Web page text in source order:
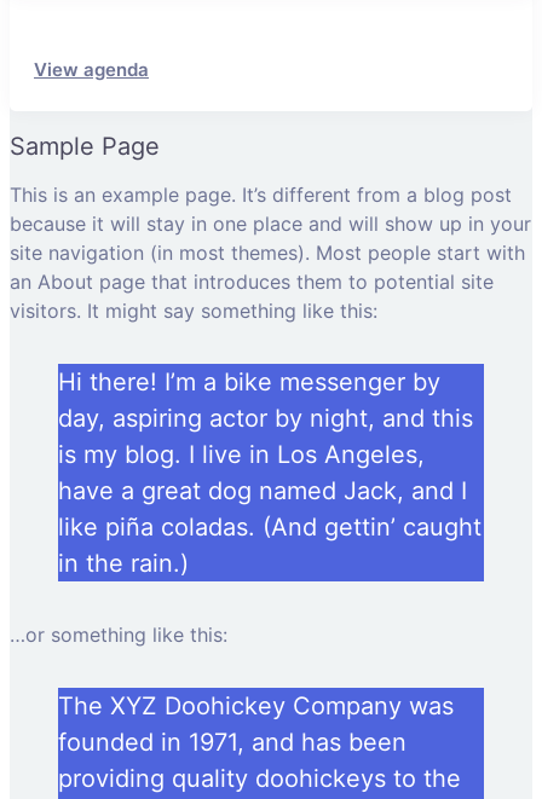
View agenda
Sample Page
This is an example page. It’s different from a blog post
because it will stay in one place and will show up in your
site navigation (in most themes). Most people start with
an About page that introduces them to potential site
visitors. It might say something like this:
Hi there! I’m a bike messenger by
day, aspiring actor by night, and this
is my blog. I live in Los Angeles,
have a great dog named Jack, and I
like piña coladas. (And gettin’ caught
in the rain.)
…or something like this:
The XYZ Doohickey Company was
founded in 1971, and has been
providing quality doohickeys to the